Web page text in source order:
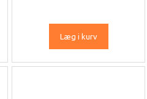
Læg i kurv